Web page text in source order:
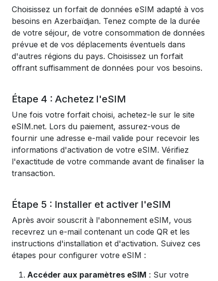
Choisissez un forfait de données eSIM adapté à vos
besoins en Azerbaïdjan. Tenez compte de la durée
de votre séjour, de votre consommation de données
prévue et de vos déplacements éventuels dans
d'autres régions du pays. Choisissez un forfait
offrant suffisamment de données pour vos besoins.
Étape 4 : Achetez l'eSIM
Une fois votre forfait choisi, achetez-le sur le site
eSIM.net. Lors du paiement, assurez-vous de
fournir une adresse e-mail valide pour recevoir les
informations d'activation de votre eSIM. Vérifiez
l'exactitude de votre commande avant de finaliser la
transaction.
Étape 5 : Installer et activer l'eSIM
Après avoir souscrit à l'abonnement eSIM, vous
recevrez un e-mail contenant un code QR et les
instructions d'installation et d'activation. Suivez ces
étapes pour configurer votre eSIM :
Accéder aux paramètres eSIM : Sur votre